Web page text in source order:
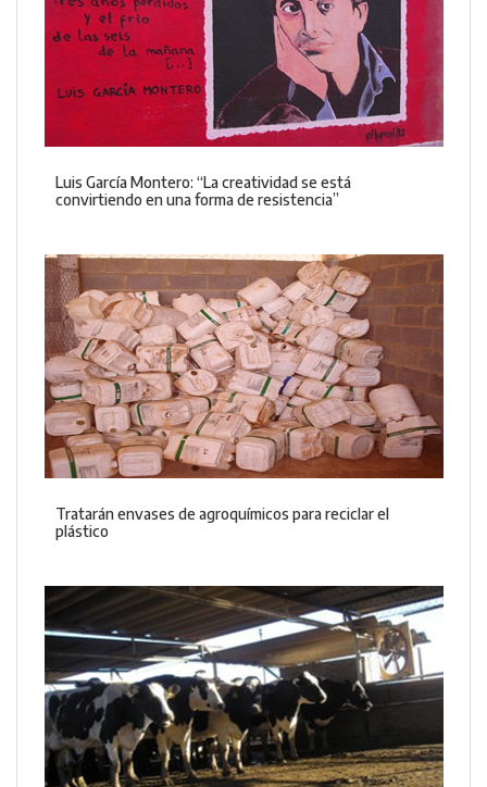
Luis García Montero: “La creatividad se está
convirtiendo en una forma de resistencia”
Tratarán envases de agroquímicos para reciclar el
plástico